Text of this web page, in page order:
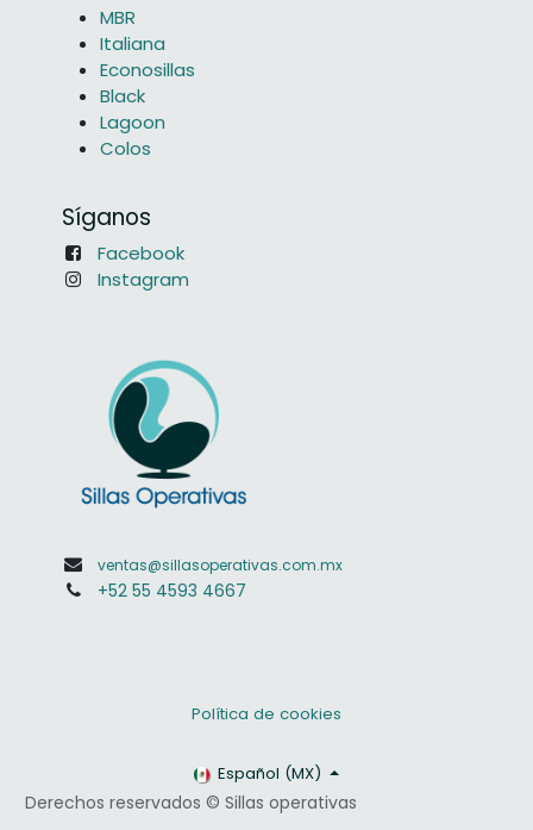
MBR
Italiana
Econosillas
Black
Lagoon
Colos
Síganos
Facebook
Instagram
ventas@sillasoperativas.com.mx
+52 55 4593 4667
Política de cookies
Derechos reservados © Sillas operativas
Español (MX)